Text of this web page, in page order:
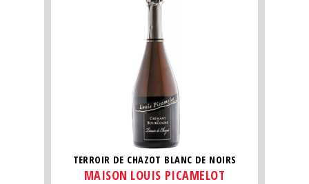
TERROIR DE CHAZOT BLANC DE NOIRS
MAISON LOUIS PICAMELOT